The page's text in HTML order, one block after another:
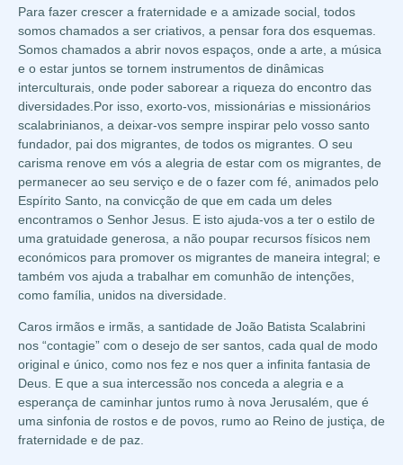
Para fazer crescer a fraternidade e a amizade social, todos
somos chamados a ser criativos, a pensar fora dos esquemas.
Somos chamados a abrir novos espaços, onde a arte, a música
e o estar juntos se tornem instrumentos de dinâmicas
interculturais, onde poder saborear a riqueza do encontro das
diversidades. Por isso, exorto-vos, missionárias e missionários
scalabrinianos, a deixar-vos sempre inspirar pelo vosso santo
fundador, pai dos migrantes, de todos os migrantes. O seu
carisma renove em vós a alegria de estar com os migrantes, de
permanecer ao seu serviço e de o fazer com fé, animados pelo
Espírito Santo, na convicção de que em cada um deles
encontramos o Senhor Jesus. E isto ajuda-vos a ter o estilo de
uma gratuidade generosa, a não poupar recursos físicos nem
económicos para promover os migrantes de maneira integral; e
também vos ajuda a trabalhar em comunhão de intenções,
como família, unidos na diversidade.
Caros irmãos e irmãs, a santidade de João Batista Scalabrini
nos “contagie” com o desejo de ser santos, cada qual de modo
original e único, como nos fez e nos quer a infinita fantasia de
Deus. E que a sua intercessão nos conceda a alegria e a
esperança de caminhar juntos rumo à nova Jerusalém, que é
uma sinfonia de rostos e de povos, rumo ao Reino de justiça, de
fraternidade e de paz.